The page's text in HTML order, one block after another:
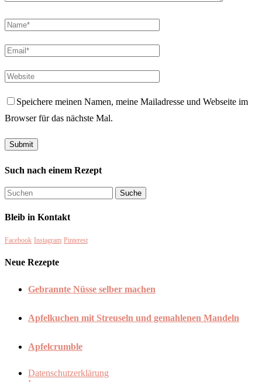
Speichere meinen Namen, meine Mailadresse und Webseite im
Browser für das nächste Mal.
Such nach einem Rezept
Bleib in Kontakt
Facebook Instagram Pinterest
Neue Rezepte
Gebrannte Nüsse selber machen
Apfelkuchen mit Streuseln und gemahlenen Mandeln
Apfelcrumble
Datenschutzerklärung